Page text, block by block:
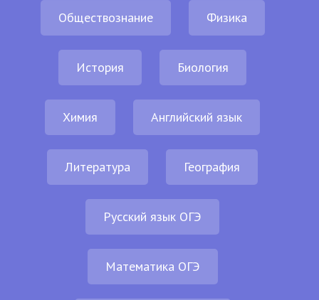
Обществознание Физика
История Биология
Химия Английский язык
Литература География
Русский язык ОГЭ
Математика ОГЭ